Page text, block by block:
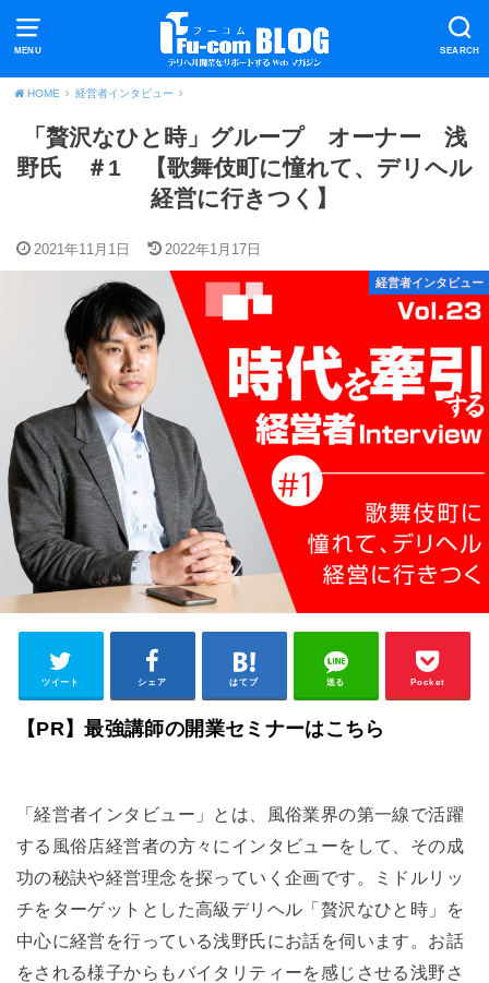
MENU SEARCH
HOME 経営者インタビュー
「贅沢なひと時」グループ オーナー 浅
野氏 ＃1 【歌舞伎町に憧れて、デリヘル
経営に行きつく】
2021年11月1日 2022年1月17日
経営者インタビュー
ツイート シェア はてブ 送る Pocket
【PR】最強講師の開業セミナーはこちら
「経営者インタビュー」とは、風俗業界の第一線で活躍
する風俗店経営者の方々にインタビューをして、その成
功の秘訣や経営理念を探っていく企画です。ミドルリッ
チをターゲットとした高級デリヘル「贅沢なひと時」を
中心に経営を行っている浅野氏にお話を伺います。お話
をされる様子からもバイタリティーを感じさせる浅野さ